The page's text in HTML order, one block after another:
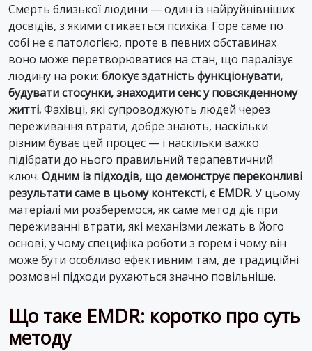
Смерть близької людини — один із найруйнівніших
досвідів, з якими стикається психіка. Горе саме по
собі не є патологією, проте в певних обставинах
воно може перетворюватися на стан, що паралізує
людину на роки: блокує здатність функціонувати,
будувати стосунки, знаходити сенс у повсякденному
житті.Фахівці, які супроводжують людей через
переживання втрати, добре знають, наскільки
різним буває цей процес — і наскільки важко
підібрати до нього правильний терапевтичний
ключ. Одним із підходів, що демонструє переконливі
результати саме в цьому контексті, є EMDR.У цьому
матеріалі ми розберемося, як саме метод діє при
переживанні втрати, які механізми лежать в його
основі, у чому специфіка роботи з горем і чому він
може бути особливо ефективним там, де традиційні
розмовні підходи рухаються значно повільніше.
Що таке EMDR: коротко про суть
методу